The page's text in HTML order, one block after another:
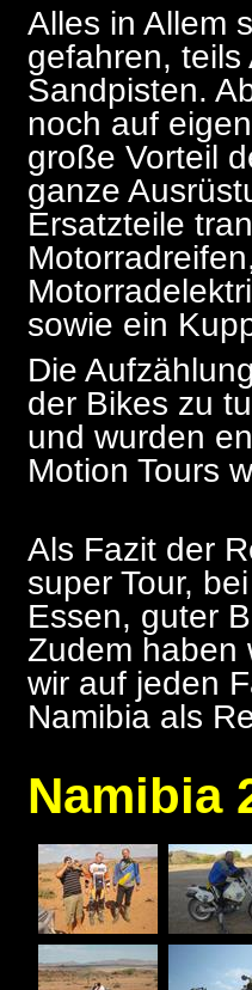
Alles in Allem
gefahren,
Sandpisten.
noch auf
große Vorteil
ganze
Ersatzteile
sowie ein
Die
der Bikes zu
und wurden
Motion Tours
Als Fazit der
super Tour,
Essen, guter
Zudem haben
wir auf jeden
Namibia als
Namibia